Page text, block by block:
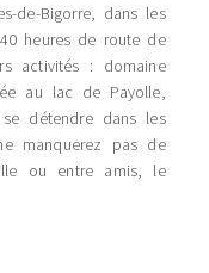
de-Bigorre, dans les
heures de route de
activités : domaine
au lac de Payolle,
détendre dans les
manquerez pas de
ou entre amis, le